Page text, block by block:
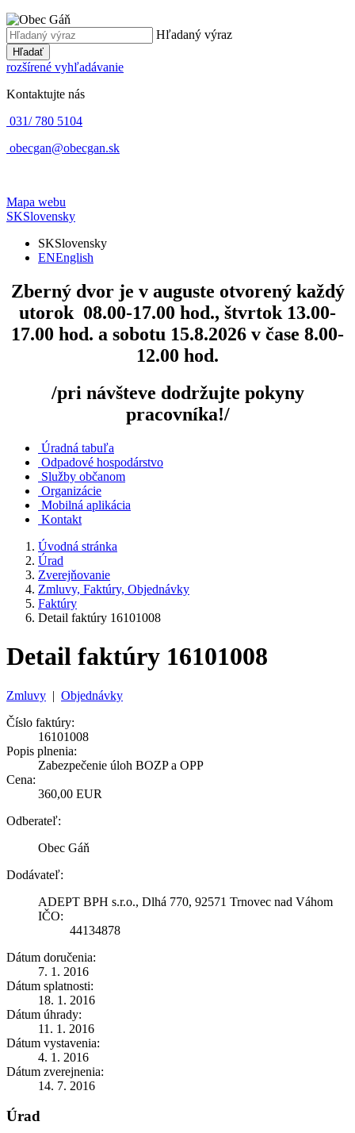
Hľadaný výraz
Hľadať
rozšírené vyhľadávanie
Kontaktujte nás
031/ 780 5104
obecgan@obecgan.sk
Mapa webu
SKSlovensky
SKSlovensky
ENEnglish
Zberný dvorje v auguste otvorený každý
utorok 08.00-17.00 hod., štvrtok 13.00-
17.00 hod. a sobotu 15.8.2026 v čase 8.00-
12.00 hod.
/pri návšteve dodržujte pokyny
pracovníka!/
Úradná tabuľa
Odpadové hospodárstvo
Služby občanom
Organizácie
Mobilná aplikácia
Kontakt
Úvodná stránka
Úrad
Zverejňovanie
Zmluvy, Faktúry, Objednávky
Faktúry
Detail faktúry 16101008
Detail faktúry 16101008
Zmluvy | Objednávky
Číslo faktúry:
16101008
Popis plnenia:
Zabezpečenie úloh BOZP a OPP
Cena:
360,00 EUR
Odberateľ:
Obec Gáň
Dodávateľ:
ADEPT BPH s.r.o., Dlhá 770, 92571 Trnovec nad Váhom
IČO:
44134878
Dátum doručenia:
7. 1. 2016
Dátum splatnosti:
18. 1. 2016
Dátum úhrady:
11. 1. 2016
Dátum vystavenia:
4. 1. 2016
Dátum zverejnenia:
14. 7. 2016
Úrad